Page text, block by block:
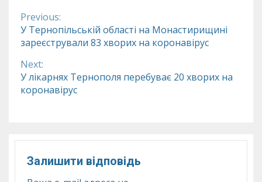
Continue
Reading
Previous:
У Тернопільській області на Монастирищині
зареєстрували 83 хворих на коронавірус
Next:
У лікарнях Тернополя перебуває 20 хворих на
коронавірус
Залишити відповідь